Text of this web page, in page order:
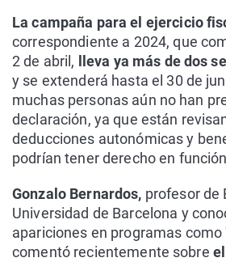
La campaña para el ejercicio
correspondiente a 2024, que
2 de abril,
lleva ya más de dos
y se extenderá hasta el 30 de
muchas personas aún no han
declaración, ya que están
deducciones autonómicas y
podrían tener derecho en
Gonzalo Bernardos, profesor de
Universidad de Barcelona y
apariciones en programas como
comentó recientemente sobre